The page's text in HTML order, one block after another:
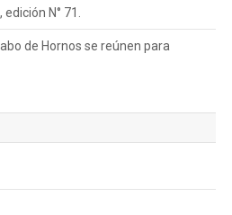
N° 71.
de Hornos se reúnen para